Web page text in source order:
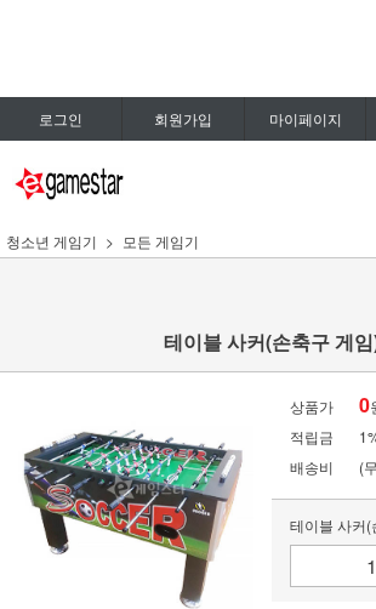
로그인 회원가입 마이페이지
청소년 게임기 모든 게임기
테이블 사커(손축구 게
상품가 0
적립금
배송비
(
테이블 사커(